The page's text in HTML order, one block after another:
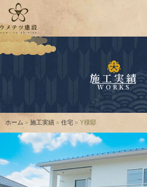
施工実績
WORKS
ホーム » 施工実績 » 住宅 » Y様邸